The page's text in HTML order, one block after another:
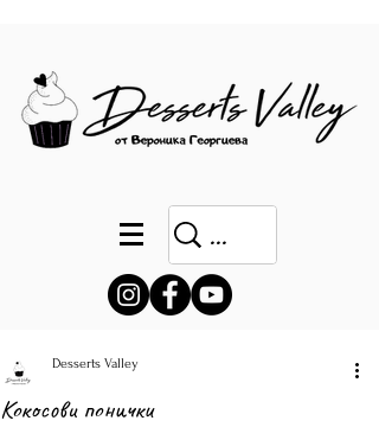
Кокосови понички
Desserts Valley